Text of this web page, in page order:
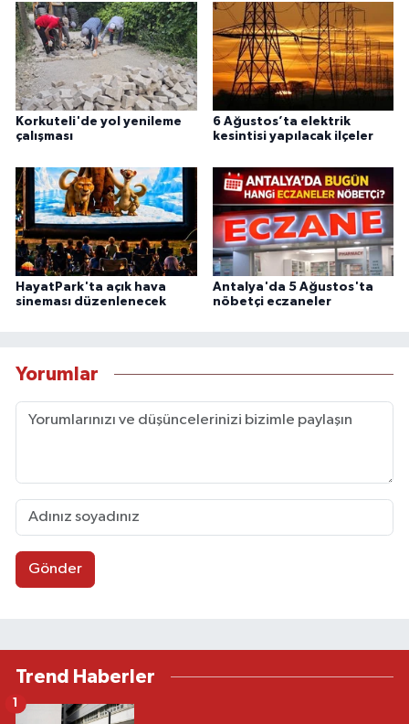
Korkuteli'de yol yenileme
çalışması
6 Ağustos’ta elektrik
kesintisi yapılacak ilçeler
HayatPark'ta açık hava
sineması düzenlenecek
Antalya'da 5 Ağustos'ta
nöbetçi eczaneler
Yorumlar
Gönder
Trend Haberler
1